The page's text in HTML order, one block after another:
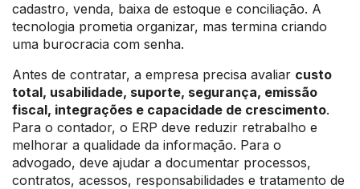
cadastro, venda, baixa de estoque e conciliação. A
tecnologia prometia organizar, mas termina criando
uma burocracia com senha.
Antes de contratar, a empresa precisa avaliar custo
total, usabilidade, suporte, segurança, emissão
fiscal, integrações e capacidade de crescimento.
Para o contador, o ERP deve reduzir retrabalho e
melhorar a qualidade da informação. Para o
advogado, deve ajudar a documentar processos,
contratos, acessos, responsabilidades e tratamento de